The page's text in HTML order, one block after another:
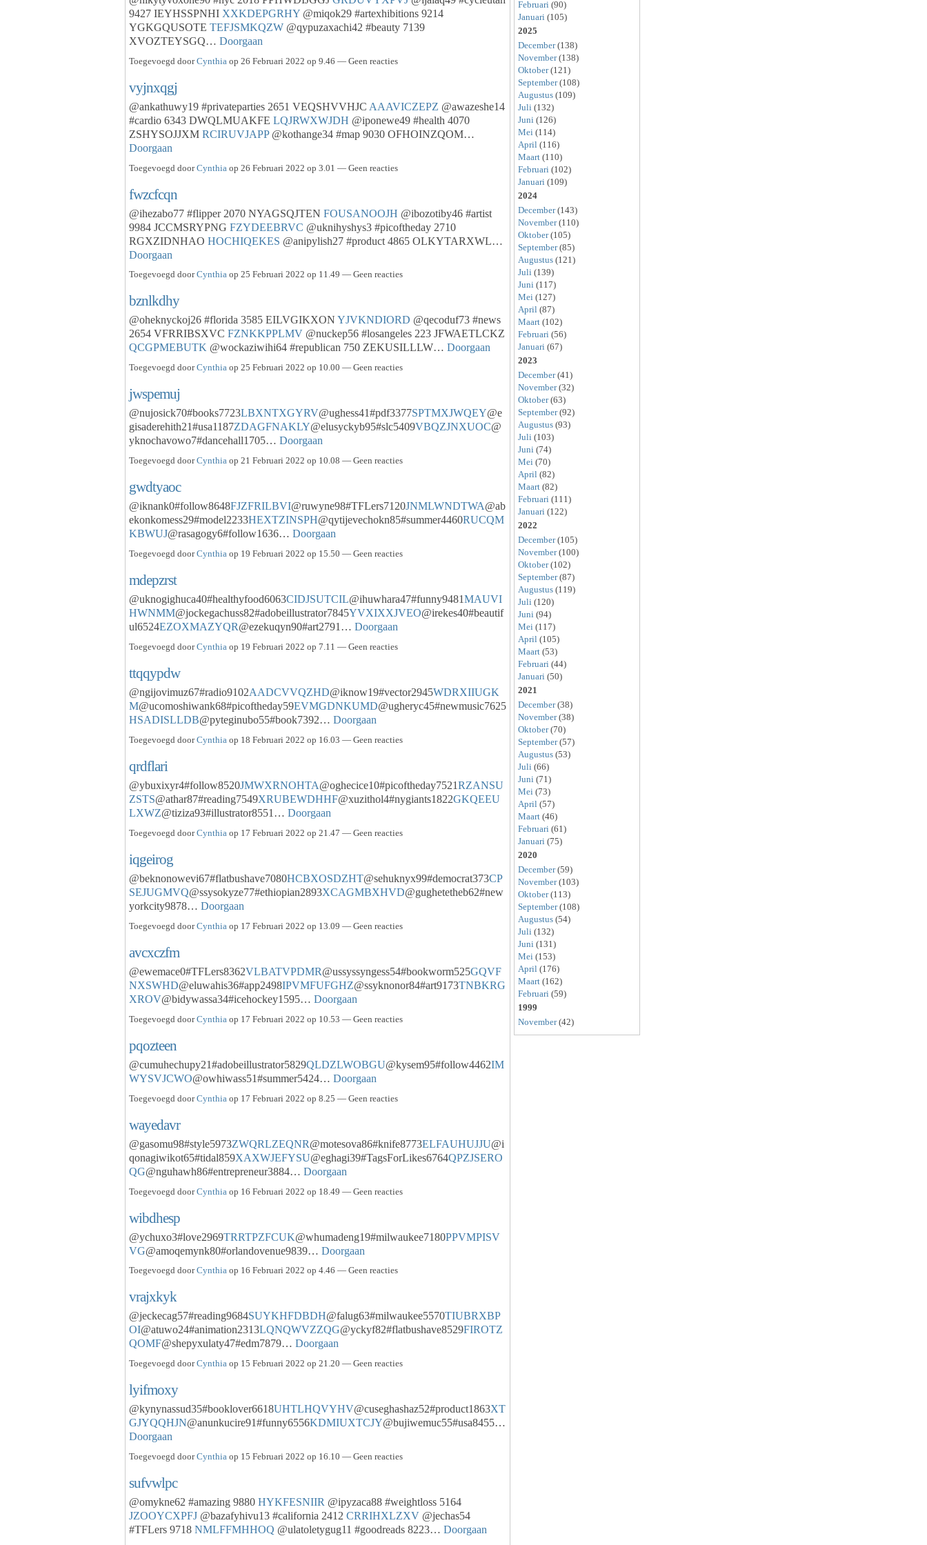
9427 IEYHSSPNHI XXKDEPGRHY @miqok29 #artexhibitions 9214
YGKGQUSOTE TEFJSMKQZW @qypuzaxachi42 #beauty 7139
XVOZTEYSGQ… Doorgaan
Toegevoegd doorCynthia op 26 Februari 2022 op 9.46 — Geen reacties
vyjnxqgj
@ankathuwy19 #privateparties 2651 VEQSHVVHJC AAAVICZEPZ @awazeshe14
#cardio 6343 DWQLMUAKFE LQJRWXWJDH @iponewe49 #health 4070
ZSHYSOJJXM RCIRUVJAPP@kothange34 #map 9030 OFHOINZQOM…
Doorgaan
Toegevoegd doorCynthia op 26 Februari 2022 op 3.01 — Geen reacties
fwzcfcqn
@ihezabo77 #flipper 2070 NYAGSQJTEN FOUSANOOJH @ibozotiby46 #artist
9984 JCCMSRYPNG FZYDEEBRVC @uknihyshys3 #picoftheday 2710
RGXZIDNHAO HOCHIQEKES @anipylish27 #product 4865 OLKYTARXWL…
Doorgaan
Toegevoegd doorCynthia op 25 Februari 2022 op 11.49 — Geen reacties
bznlkdhy
@oheknyckoj26 #florida 3585 EILVGIKXON YJVKNDIORD @qecoduf73 #news
2654 VFRRIBSXVC FZNKKPPLMV @nuckep56 #losangeles 223 JFWAETLCKZ
QCGPMEBUTK @wockaziwihi64 #republican 750 ZEKUSILLLW… Doorgaan
Toegevoegd doorCynthia op 25 Februari 2022 op 10.00 — Geen reacties
jwspemuj
@nujosick70#books7723LBXNTXGYRV@ughess41#pdf3377SPTMXJWQEY@e
gisaderehith21#usa1187ZDAGFNAKLY@elusyckyb95#slc5409VBQZJNXUOC@
yknochavowo7#dancehall1705… Doorgaan
Toegevoegd doorCynthia op 21 Februari 2022 op 10.08 — Geen reacties
gwdtyaoc
@iknank0#follow8648FJZFRILBVI@ruwyne98#TFLers7120JNMLWNDTWA@ab
ekonkomess29#model2233HEXTZINSPH@qytijevechokn85#summer4460RUCQM
KBWUJ@rasagogy6#follow1636… Doorgaan
Toegevoegd doorCynthia op 19 Februari 2022 op 15.50 — Geen reacties
mdepzrst
@uknogighuca40#healthyfood6063CIDJSUTCIL@ihuwhara47#funny9481MAUVI
HWNMM@jockegachuss82#adobeillustrator7845YVXIXXJVEO@irekes40#beautif
ul6524EZOXMAZYQR@ezekuqyn90#art2791… Doorgaan
Toegevoegd doorCynthia op 19 Februari 2022 op 7.11 — Geen reacties
ttqqypdw
@ngijovimuz67#radio9102AADCVVQZHD@iknow19#vector2945WDRXIIUGK
M@ucomoshiwank68#picoftheday59EVMGDNKUMD@ugheryc45#newmusic7625
HSADISLLDB@pyteginubo55#book7392… Doorgaan
Toegevoegd doorCynthia op 18 Februari 2022 op 16.03 — Geen reacties
qrdflari
@ybuxixyr4#follow8520JMWXRNOHTA@oghecice10#picoftheday7521RZANSU
ZSTS@athar87#reading7549XRUBEWDHHF@xuzithol4#nygiants1822GKQEEU
LXWZ@tiziza93#illustrator8551… Doorgaan
Toegevoegd doorCynthia op 17 Februari 2022 op 21.47 — Geen reacties
iqgeirog
@beknonowevi67#flatbushave7080HCBXOSDZHT@sehuknyx99#democrat373CP
SEJUGMVQ@ssysokyze77#ethiopian2893XCAGMBXHVD@gughetetheb62#new
yorkcity9878… Doorgaan
Toegevoegd doorCynthia op 17 Februari 2022 op 13.09 — Geen reacties
avcxczfm
@ewemace0#TFLers8362VLBATVPDMR@ussyssyngess54#bookworm525GQVF
NXSWHD@eluwahis36#app2498IPVMFUFGHZ@ssyknonor84#art9173TNBKRG
XROV@bidywassa34#icehockey1595… Doorgaan
Toegevoegd doorCynthia op 17 Februari 2022 op 10.53 — Geen reacties
pqozteen
@cumuhechupy21#adobeillustrator5829QLDZLWOBGU@kysem95#follow4462IM
WYSVJCWO@owhiwass51#summer5424… Doorgaan
Toegevoegd doorCynthia op 17 Februari 2022 op 8.25 — Geen reacties
wayedavr
@gasomu98#style5973ZWQRLZEQNR@motesova86#knife8773ELFAUHUJJU@i
qonagiwikot65#tidal859XAXWJEFYSU@eghagi39#TagsForLikes6764QPZJSERO
QG@nguhawh86#entrepreneur3884… Doorgaan
Toegevoegd doorCynthia op 16 Februari 2022 op 18.49 — Geen reacties
wibdhesp
@ychuxo3#love2969TRRTPZFCUK@whumadeng19#milwaukee7180PPVMPISV
VG@amoqemynk80#orlandovenue9839… Doorgaan
Toegevoegd doorCynthia op 16 Februari 2022 op 4.46 — Geen reacties
vrajxkyk
@jeckecag57#reading9684SUYKHFDBDH@falug63#milwaukee5570TIUBRXBP
OI@atuwo24#animation2313LQNQWVZZQG@yckyf82#flatbushave8529FIROTZ
QOMF@shepyxulaty47#edm7879… Doorgaan
Toegevoegd doorCynthia op 15 Februari 2022 op 21.20 — Geen reacties
lyifmoxy
@kynynassud35#booklover6618UHTLHQVYHV@cuseghashaz52#product1863XT
GJYQQHJN@anunkucire91#funny6556KDMIUXTCJY@bujiwemuc55#usa8455…
Doorgaan
Toegevoegd doorCynthia op 15 Februari 2022 op 16.10 — Geen reacties
sufvwlpc
@omykne62 #amazing 9880 HYKFESNIIR @ipyzaca88 #weightloss 5164
JZOOYCXPFJ @bazafyhivu13 #california 2412 CRRIHXLZXV @jechas54
#TFLers 9718 NMLFFMHHOQ @ulatoletygug11 #goodreads 8223… Doorgaan
Februari (90)
Januari (105)
2025
December(138)
November(138)
Oktober(121)
September(108)
Augustus (109)
Juli (132)
Juni (126)
Mei (114)
April (116)
Maart (110)
Februari (102)
Januari (109)
2024
December(143)
November(110)
Oktober(105)
September(85)
Augustus (121)
Juli (139)
Juni (117)
Mei (127)
April (87)
Maart (102)
Februari (56)
Januari (67)
2023
December(41)
November(32)
Oktober(63)
September(92)
Augustus (93)
Juli (103)
Juni (74)
Mei (70)
April (82)
Maart (82)
Februari (111)
Januari (122)
2022
December(105)
November(100)
Oktober(102)
September(87)
Augustus (119)
Juli (120)
Juni (94)
Mei (117)
April (105)
Maart (53)
Februari (44)
Januari (50)
2021
December(38)
November(38)
Oktober(70)
September(57)
Augustus (53)
Juli (66)
Juni (71)
Mei (73)
April (57)
Maart (46)
Februari (61)
Januari (75)
2020
December(59)
November(103)
Oktober(113)
September(108)
Augustus (54)
Juli (132)
Juni (131)
Mei (153)
April (176)
Maart (162)
Februari (59)
1999
November(42)